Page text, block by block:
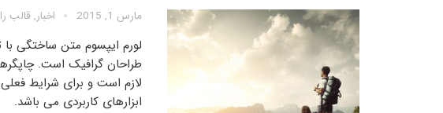
مارس 1, 2015 اخبار, قالب
لورم ایپسوم متن ساختگی با
طراحان گرافیک است.
لازم است و برای شرایط فعلی
ابزارهای کاربردی می باشد.